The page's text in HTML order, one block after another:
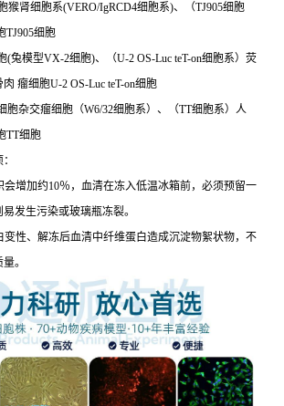
猴肾细胞系(VERO/IgRCD4细胞系)、（TJ905细胞
TJ905细胞
(兔模型VX-2细胞)、（U-2 OS-Luc teT-on细胞系）荧
瘤细胞U-2 OS-Luc teT-on细胞
胞杂交瘤细胞（W6/32细胞系）、（TT细胞系）人
TT细胞
会增加约10％，血清在冻入低温冰箱前，必须预留一
发生污染或玻璃瓶冻裂。
变性、解冻后血清中纤维蛋白造成沉淀物絮状物，不
。